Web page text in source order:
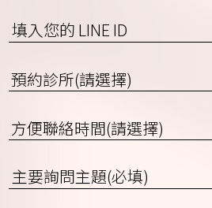
區
碼)
行
動
電
話
填
入
的
ID
預
約
所
選
擇)
方
便
絡
詢
問